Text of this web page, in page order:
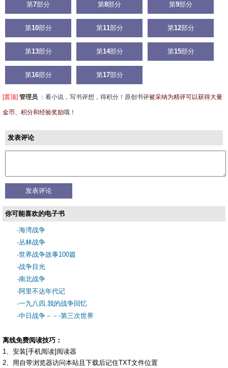
第7部分 第8部分 第9部分
第10部分 第11部分 第12部分
第13部分 第14部分 第15部分
第16部分 第17部分
[置顶] 管理员 ： 看小说，写书评想，得积分！原创书评被采纳为精评可以获得大量
金币、积分和经验奖励哦！
发表评论
你可能喜欢的电子书
·海湾战争
·丛林战争
·世界战争故事100篇
·战争目光
·南北战争
·阿里不达年代记
·一九八四,我的战争回忆
·中日战争－－-第三次世界
离线免费阅读技巧：
1、安装[手机阅读]阅读器
2、用自带浏览器访问本站且下载后记住TXT文件位置